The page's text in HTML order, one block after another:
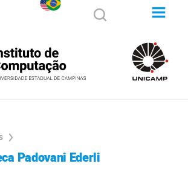
Padovani Ederli